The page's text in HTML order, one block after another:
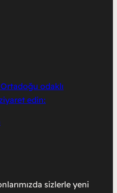
odaklı
edin:
sizlerle yeni